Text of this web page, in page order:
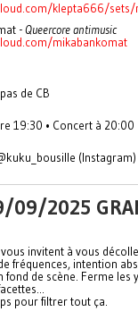
klepta666/sets/
-Queercore antimusic
mikabankomat
de CB
19:30 • Concert à 20:00
(Instagram)
09/2025
invitent à vous
fréquences, intention
fond de scène. Ferme
pour filtrer tout ça.